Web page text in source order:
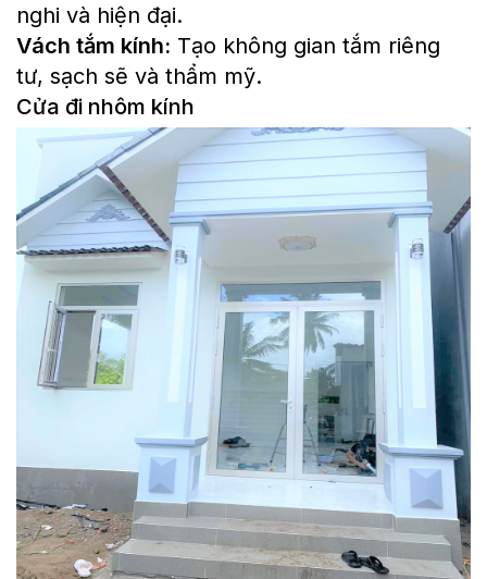
nghi và hiện đại.
Vách tắm kính: Tạo không gian tắm riêng
tư, sạch sẽ và thẩm mỹ.
Cửa đi nhôm kính